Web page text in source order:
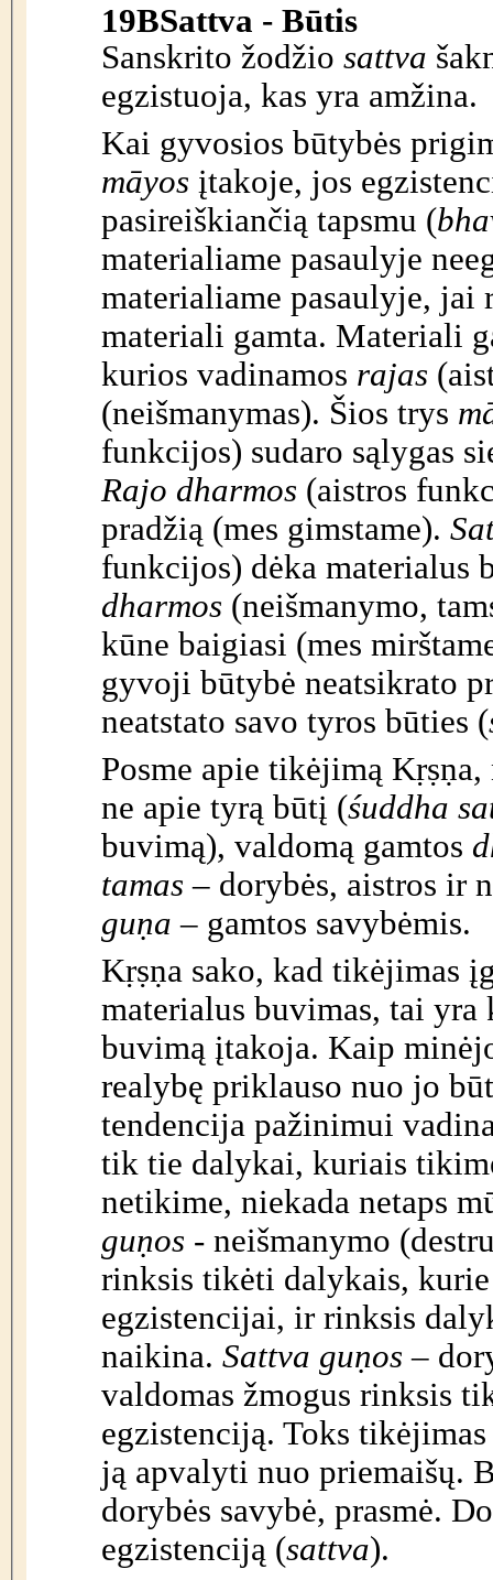
19BSattva - Būtis
Sanskrito žodžio sattva
egzistuoja, kas yra amžina.
Kai gyvosios būtybės
māyos įtakoje, jos
pasireiškiančią tapsmu (
materialiame pasaulyje
materialiame pasaulyje,
materiali gamta. Materiali
kurios vadinamos rajas
(neišmanymas). Šios trys
funkcijos) sudaro sąlygas
Rajo dharmos (aistros
pradžią (mes gimstame).
funkcijos) dėka materialus
dharmos (neišmanymo,
kūne baigiasi (mes
gyvoji būtybė neatsikrato
neatstato savo tyros būties (
Posme apie tikėjimą
ne apie tyrą būtį (śuddha
buvimą), valdomą gamtos
tamas – dorybės, aistros ir
guṇa – gamtos savybėmis.
Kṛṣṇa sako, kad tikėjimas
materialus buvimas, tai
buvimą įtakoja. Kaip
realybę priklauso nuo jo
tendencija pažinimui
tik tie dalykai, kuriais
netikime, niekada netaps
guṇos - neišmanymo
rinksis tikėti dalykais,
egzistencijai, ir rinksis
naikina. Sattva guṇos –
valdomas žmogus rinksis
egzistenciją. Toks
ją apvalyti nuo priemaišų.
dorybės savybė, prasmė.
egzistenciją (sattva).